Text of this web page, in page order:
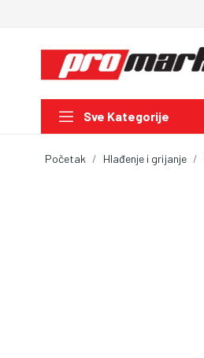
Sve Kategorije
Početak Hlađenje i grijanje